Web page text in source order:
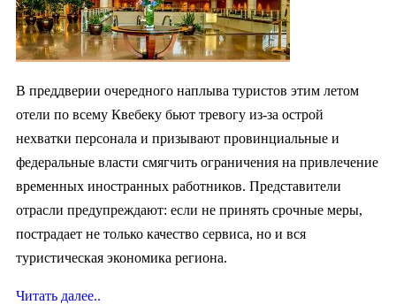
В преддверии очередного наплыва туристов этим летом
отели по всему Квебеку бьют тревогу из-за острой
нехватки персонала и призывают провинциальные и
федеральные власти смягчить ограничения на привлечение
временных иностранных работников. Представители
отрасли предупреждают: если не принять срочные меры,
пострадает не только качество сервиса, но и вся
туристическая экономика региона.
Читать далее..